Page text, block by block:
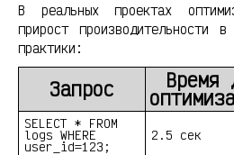
В реальных проектах
прирост
практики:
Запрос Время
SELECT * FROM
logs WHERE
user_id=123;
2.5 сек